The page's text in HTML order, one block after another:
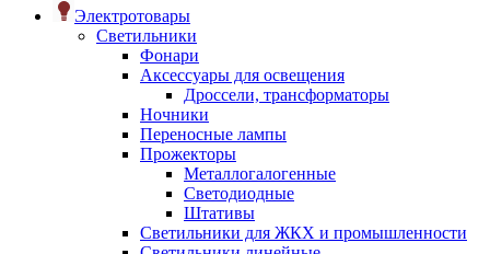
Электротовары
Светильники
Фонари
Аксессуары для освещения
Дроссели, трансформаторы
Ночники
Переносные лампы
Прожекторы
Металлогалогенные
Светодиодные
Штативы
Светильники для ЖКХ и промышленности